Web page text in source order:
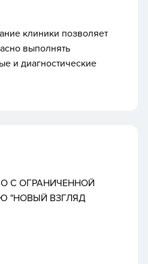
клиники позволяет
выполнять
и диагностические
С ОГРАНИЧЕННОЙ
"НОВЫЙ ВЗГЛЯД